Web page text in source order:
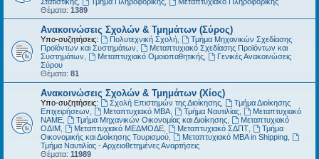
Θέματα: 1389
Ανακοινώσεις Σχολών & Τμημάτων (Σύρος)
Υπο-συζητήσεις: Πολυτεχνική Σχολή,
Τμήμα Μηχανικών Σχεδίασης
Προϊόντων και Συστημάτων
Μεταπτυχιακό Σχεδίασης Προϊόντων και
Συστημάτων
Μεταπτυχιακό Ομοιοπαθητικής,
Γενικές Ανακοινώσεις
Σύρου
Θέματα: 81
Ανακοινώσεις Σχολών & Τμημάτων (Χίος)
Υπο-συζητήσεις: Σχολή Επιστημών της Διοίκησης,
Τμήμα Διοίκησης
Επιχειρήσεων
Μεταπτυχιακό MBA, Τμήμα Ναυτιλίας,
Μεταπτυχιακό
ΝΑΜΕ
Τμήμα Μηχανικών Οικονομίας και Διοίκησης,
Μεταπτυχιακό
ΟΔΙΜ
Μεταπτυχιακό ΜΕΔΜΟΔΕ, Μεταπτυχιακό ΣΔΠΤ,
Τμήμα
Οικονομικής και Διοίκησης Τουρισμού
Μεταπτυχιακό MBA in Shipping,
Τμήμα Ναυτιλίας - Αρχειοθετημένες Αναρτήσεις
Θέματα: 11989